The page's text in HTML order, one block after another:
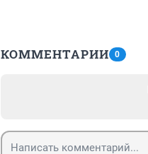
КОММЕНТАРИИ 0